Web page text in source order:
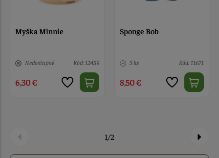
Myška Minnie
Nedostupné Kód: 12459
6,30 €
Sponge Bob
5 ks Kód: 11671
8,50 €
1/2